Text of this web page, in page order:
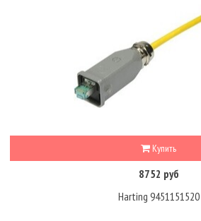
Купить
8752 руб
Harting 9451151520